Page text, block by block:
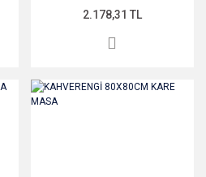
2.178,31 TL